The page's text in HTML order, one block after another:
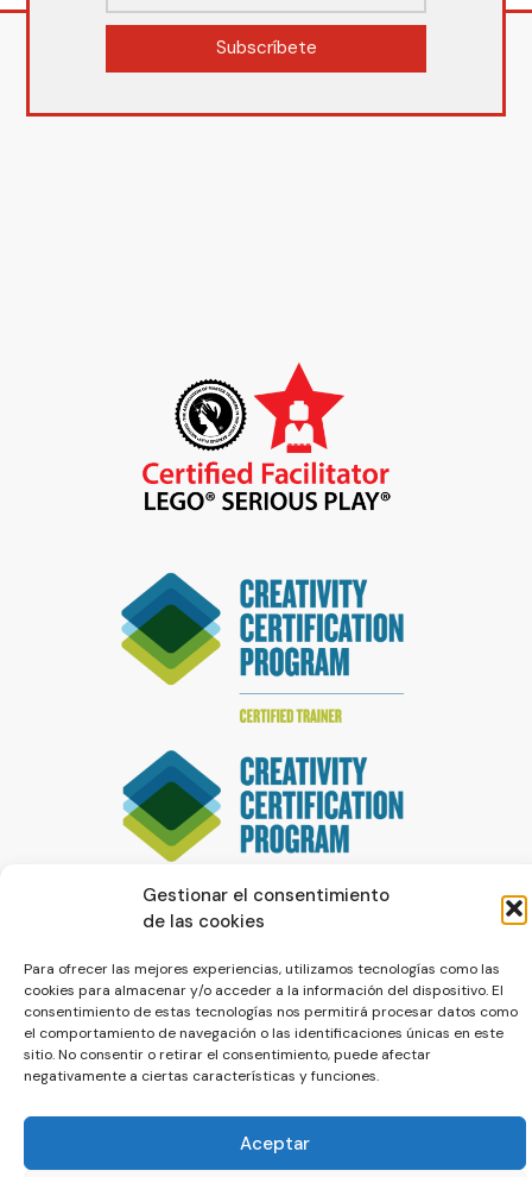
Gestionar el consentimiento
de las cookies
Para ofrecer las mejores experiencias, utilizamos tecnologías como las
cookies para almacenar y/o acceder a la información del dispositivo. El
consentimiento de estas tecnologías nos permitirá procesar datos como
el comportamiento de navegación o las identificaciones únicas en este
sitio. No consentir o retirar el consentimiento, puede afectar
negativamente a ciertas características y funciones.
Aceptar
Subscríbete
© La Servilleta - El Blog de Paco Prieto
Política de cookiesPolítica de privacidad